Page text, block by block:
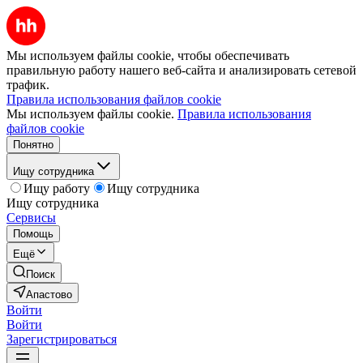
Мы используем файлы cookie, чтобы обеспечивать
правильную работу нашего веб-сайта и анализировать сетевой
трафик.
Правила использования файлов cookie
Мы используем файлы cookie. Правила использования
файлов cookie
Понятно
Ищу сотрудника
Ищу работу
Ищу сотрудника
Ищу сотрудника
Сервисы
Помощь
Ещё
Поиск
Апастово
Войти
Войти
Зарегистрироваться